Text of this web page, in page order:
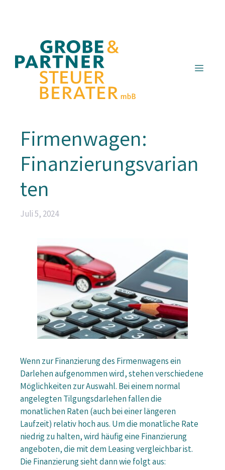
Menü
Firmenwagen:
Finanzierungsvarian
ten
Juli 5, 2024
Wenn zur Finanzierung des Firmenwagens ein
Darlehen aufgenommen wird, stehen verschiedene
Möglichkeiten zur Auswahl. Bei einem normal
angelegten Tilgungsdarlehen fallen die
monatlichen Raten (auch bei einer längeren
Laufzeit) relativ hoch aus. Um die monatliche Rate
niedrig zu halten, wird häufig eine Finanzierung
angeboten, die mit dem Leasing vergleichbar ist.
Die Finanzierung sieht dann wie folgt aus: